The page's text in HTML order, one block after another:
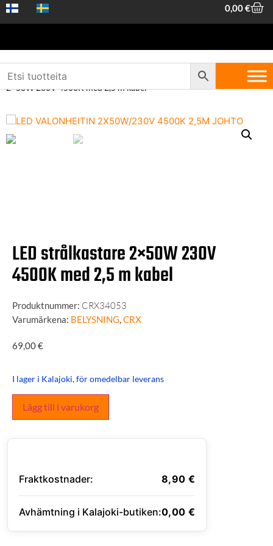
0,00€
Hem /Maskiner och verktyg
/ LED strålkastare
2×50W 230V 4500K med 2,5 m kabel
LED strålkastare 2×50W 230V
4500K med 2,5 m kabel
Produktnummer: CRX34053
Varumärkena: BELYSNING,CRX
69,00€
I lager i Kalajoki, för omedelbar leverans
Lägg till i varukorg
Fraktkostnader: 8,90 €
Avhämtning i Kalajoki-butiken:0,00 €